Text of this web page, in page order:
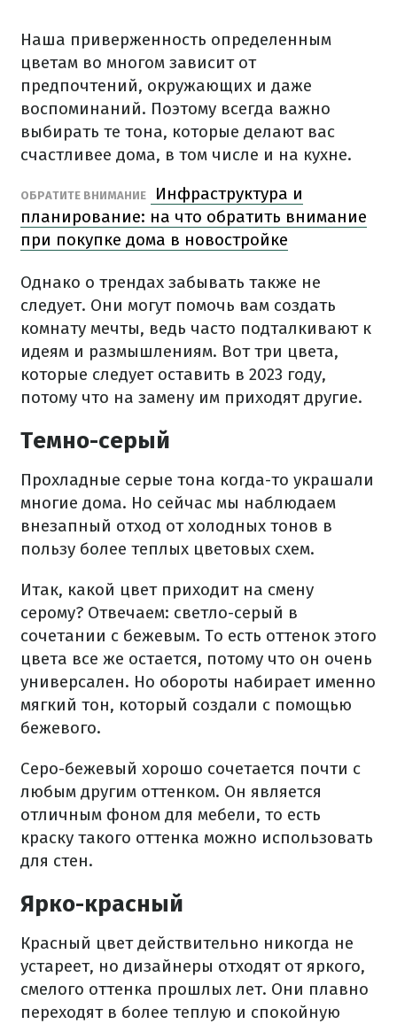
Наша приверженность определенным
цветам во многом зависит от
предпочтений, окружающих и даже
воспоминаний. Поэтому всегда важно
выбирать те тона, которые делают вас
счастливее дома, в том числе и на кухне.
ОБРАТИТЕ ВНИМАНИЕ
Инфраструктура и
планирование: на что обратить внимание
при покупке дома в новостройке
Однако о трендах забывать также не
следует. Они могут помочь вам создать
комнату мечты, ведь часто подталкивают к
идеям и размышлениям. Вот три цвета,
которые следует оставить в 2023 году,
потому что на замену им приходят другие.
Темно-серый
Прохладные серые тона когда-то украшали
многие дома. Но сейчас мы наблюдаем
внезапный отход от холодных тонов в
пользу более теплых цветовых схем.
Итак, какой цвет приходит на смену
серому? Отвечаем: светло-серый в
сочетании с бежевым. То есть оттенок этого
цвета все же остается, потому что он очень
универсален. Но обороты набирает именно
мягкий тон, который создали с помощью
бежевого.
Серо-бежевый хорошо сочетается почти с
любым другим оттенком. Он является
отличным фоном для мебели, то есть
краску такого оттенка можно использовать
для стен.
Ярко-красный
Красный цвет действительно никогда не
устареет, но дизайнеры отходят от яркого,
смелого оттенка прошлых лет. Они плавно
переходят в более теплую и спокойную